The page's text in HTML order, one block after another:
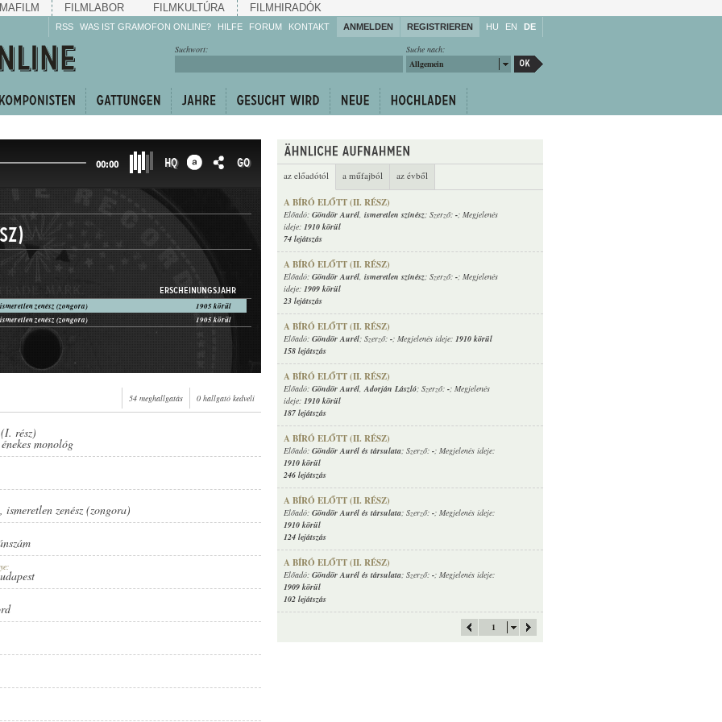
MAFILM FILMLABOR FILMKULTÚRA FILMHIRADÓK
RSS WAS IST GRAMOFON ONLINE? HILFE
Machen Sie mit!
weiter!
FORUM KONTAKT ANMELDEN REGISTRIEREN HU EN DE
Suche nach:
Allgemein
Suchwort:
az előadótól a műfajból az évből
A BÍRÓ ELŐTT (II. RÉSZ)
Előadó: Göndör Aurél, ismeretlen színész; Szerző: -; Megjelenés
ideje: 1910 körül
74 lejátszás
A BÍRÓ ELŐTT (II. RÉSZ)
Előadó: Göndör Aurél, ismeretlen színész; Szerző: -; Megjelenés
ideje: 1909 körül
23 lejátszás
A BÍRÓ ELŐTT (II. RÉSZ)
Előadó: Göndör Aurél; Szerző: -; Megjelenés ideje: 1910 körül
158 lejátszás
A BÍRÓ ELŐTT (II. RÉSZ)
Előadó: Göndör Aurél,Adorján László; Szerző: -; Megjelenés
ideje: 1910 körül
187 lejátszás
A BÍRÓ ELŐTT (II. RÉSZ)
Előadó: Göndör Aurél és társulata; Szerző: -; Megjelenés ideje:
1910 körül
246 lejátszás
A BÍRÓ ELŐTT (II. RÉSZ)
Előadó: Göndör Aurél és társulata; Szerző: -; Megjelenés ideje:
1910 körül
124 lejátszás
A BÍRÓ ELŐTT (II. RÉSZ)
Előadó: Göndör Aurél és társulata; Szerző: -; Megjelenés ideje:
1909 körül
102 lejátszás
1
00:00 HQ GO
(ZONGORA)
ERSCHEINUNGSJAHR
zenész (zongora)
1905 körül
zenész (zongora) 1905 körül
54 meghallgatás 0 hallgató kedveli
rész)
monológ
, ismeretlen zenész (zongora)